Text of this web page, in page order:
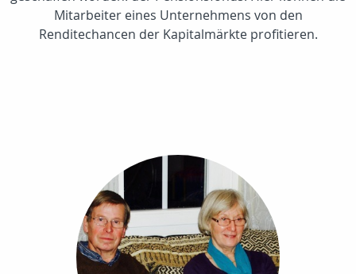
Mitarbeiter eines Unternehmens von den
Renditechancen der Kapitalmärkte profitieren.